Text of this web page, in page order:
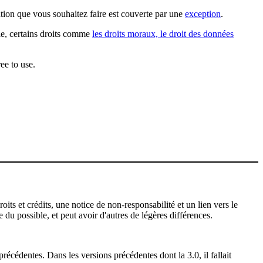
que vous souhaitez faire est couverte par une exception.
certains droits comme les droits moraux, le droit des données
to use.
et crédits, une notice de non-responsabilité et un lien vers le
possible, et peut avoir d'autres de légères différences.
Dans les versions précédentes dont la 3.0, il fallait